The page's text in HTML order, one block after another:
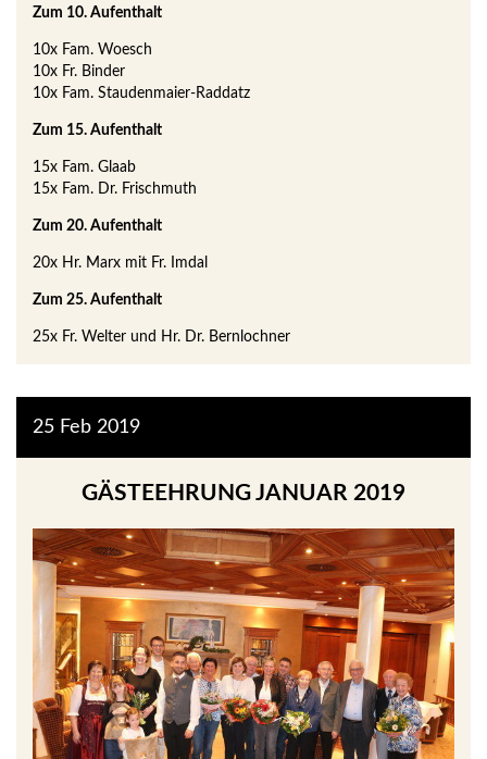
Zum 10. Aufenthalt
10x Fam. Woesch
10x Fr. Binder
10x Fam. Staudenmaier-Raddatz
Zum 15. Aufenthalt
15x Fam. Glaab
15x Fam. Dr. Frischmuth
Zum 20. Aufenthalt
20x Hr. Marx mit Fr. Imdal
Zum 25. Aufenthalt
25x Fr. Welter und Hr. Dr. Bernlochner
2019
25 Feb
GÄSTEEHRUNG JANUAR 2019